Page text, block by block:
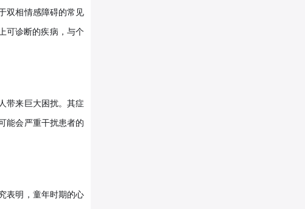
双相情感障碍的常见
可诊断的疾病，与个
带来巨大困扰。其症
能会严重干扰患者的
表明，童年时期的心